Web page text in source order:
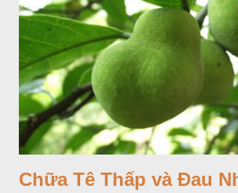
Chữa Tê Thấp và Đau